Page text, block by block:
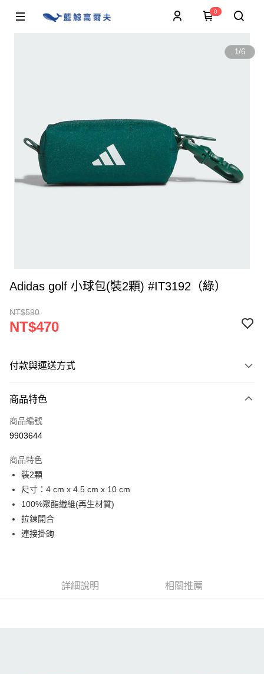
0
1/6
Adidas golf 小球包(裝2顆) #IT3192（綠）
NT$590
NT$470
付款與運送方式
信用卡一次付款
超商取貨付款
Apple Pay
悠遊付
ATM付款
商品特色
商品編號
9903644
商品特色
裝2顆
尺寸：4 cm x 4.5 cm x 10 cm
100%聚酯纖維(再生材質)
拉鍊開合
連接掛鉤
詳細說明 相關推薦